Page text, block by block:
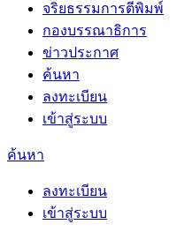
จริยธรรมการตีพิมพ์
กองบรรณาธิการ
ข่าวประกาศ
ค้นหา
ลงทะเบียน
เข้าสู่ระบบ
ค้นหา
ลงทะเบียน
เข้าสู่ระบบ